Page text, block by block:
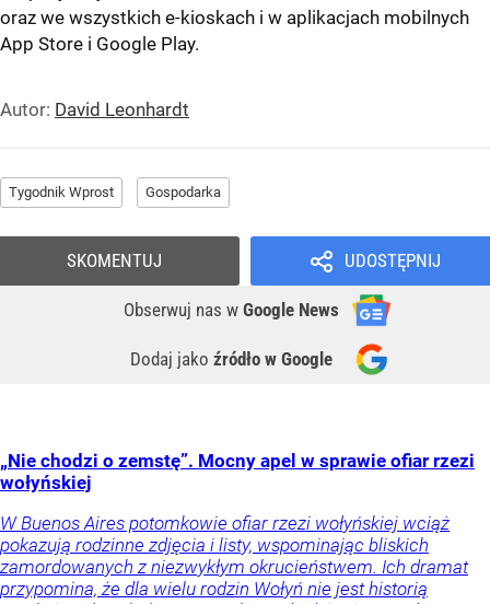
oraz we wszystkich e-kioskach i w aplikacjach mobilnych
App Store i Google Play.
Autor: David Leonhardt
Tygodnik Wprost Gospodarka
UDOSTĘPNIJ
Obserwuj nas w Google News
Dodaj jako źródło w Google
SKOMENTUJ
„Nie chodzi o zemstę”. Mocny apel w sprawie ofiar rzezi
wołyńskiej
W Buenos Aires potomkowie ofiar rzezi wołyńskiej wciąż
pokazują rodzinne zdjęcia i listy, wspominając bliskich
zamordowanych z niezwykłym okrucieństwem. Ich dramat
przypomina, że dla wielu rodzin Wołyń nie jest historią